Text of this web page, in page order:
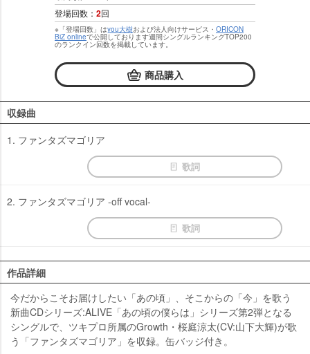
登場回数： 2回
※「登場回数」はyou大樹および法人向けサービス・ ORICON
BiZ onlineで公開しております週間シングルランキングTOP200
のランクイン回数を掲載しています。
商品購入
収録曲
1. ファンタズマゴリア
歌詞
2. ファンタズマゴリア -off vocal-
歌詞
作品詳細
今だからこそお届けしたい「あの頃」、そこからの「今」を歌う
新曲CDシリーズ:ALIVE「あの頃の僕らは」シリーズ第2弾となる
シングルで、ツキプロ所属のGrowth・桜庭涼太(CV:山下大輝)が歌
う「ファンタズマゴリア」を収録。缶バッジ付き。